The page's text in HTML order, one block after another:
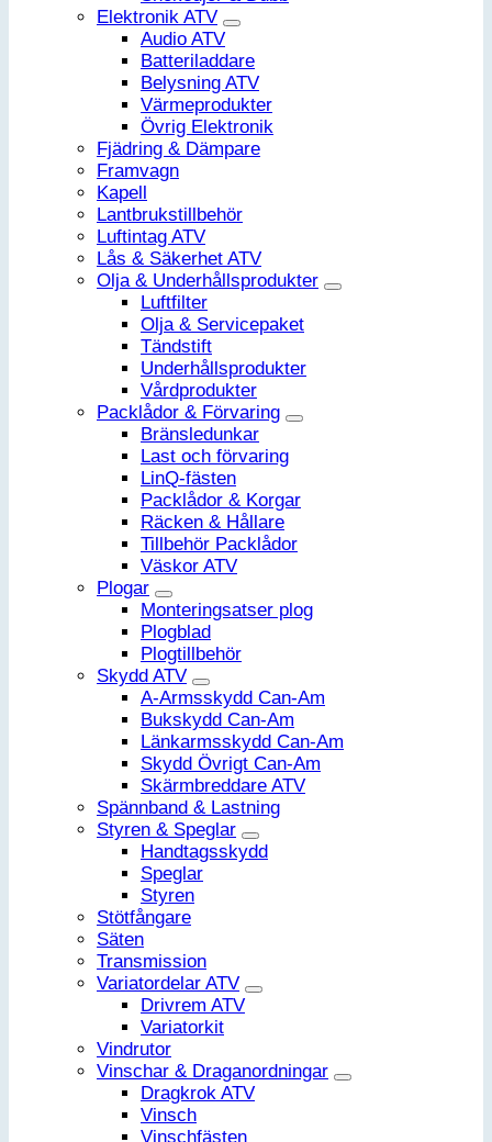
Elektronik ATV
Audio ATV
Batteriladdare
Belysning ATV
Värmeprodukter
Övrig Elektronik
Fjädring & Dämpare
Framvagn
Kapell
Lantbrukstillbehör
Luftintag ATV
Lås & Säkerhet ATV
Olja & Underhållsprodukter
Luftfilter
Olja & Servicepaket
Tändstift
Underhållsprodukter
Vårdprodukter
Packlådor & Förvaring
Bränsledunkar
Last och förvaring
LinQ-fästen
Packlådor & Korgar
Räcken & Hållare
Tillbehör Packlådor
Väskor ATV
Plogar
Monteringsatser plog
Plogblad
Plogtillbehör
Skydd ATV
A-Armsskydd Can-Am
Bukskydd Can-Am
Länkarmsskydd Can-Am
Skydd Övrigt Can-Am
Skärmbreddare ATV
Spännband & Lastning
Styren & Speglar
Handtagsskydd
Speglar
Styren
Stötfångare
Säten
Transmission
Variatordelar ATV
Drivrem ATV
Variatorkit
Vindrutor
Vinschar & Draganordningar
Dragkrok ATV
Vinsch
Vinschfästen